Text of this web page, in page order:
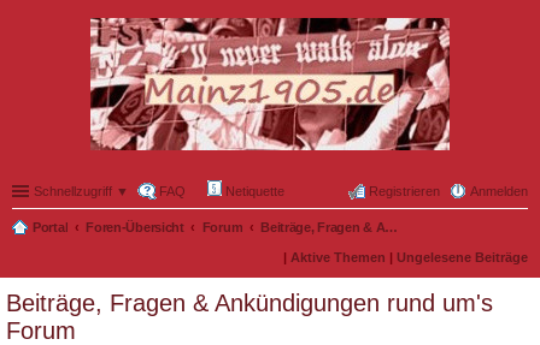
Schnellzugriff ▼ FAQ Netiquette Anmelden
Registrieren
Portal Foren-Übersicht Forum Beiträge, Fragen & Ankündigungen rund um's Forum
| Aktive Themen | Ungelesene Beiträge
Beiträge, Fragen & Ankündigungen rund um's
Forum